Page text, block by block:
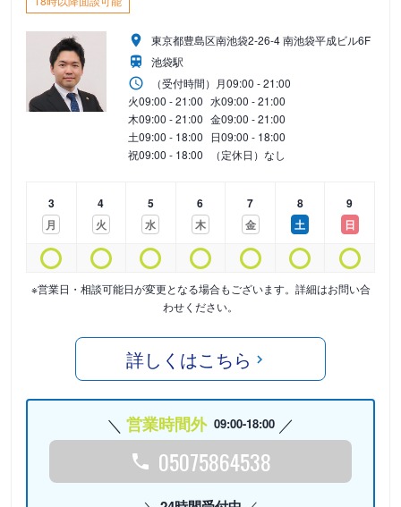
東京都豊島区南池袋2-26-4 南池袋平成ビル6F
池袋駅
（受付時間） 月09:00 - 21:00
火09:00 - 21:00 水09:00 - 21:00
木09:00 - 21:00 金09:00 - 21:00
土09:00 - 18:00 日09:00 - 18:00
祝09:00 - 18:00 （定休日）なし
3
月
4
火
5
水
6
木
7
金
8
土
9
日
※営業日・相談可能日が変更となる場合もございます。詳細はお問い合
わせください。
詳しくはこちら
営業時間外 09:00-18:00
05075864538